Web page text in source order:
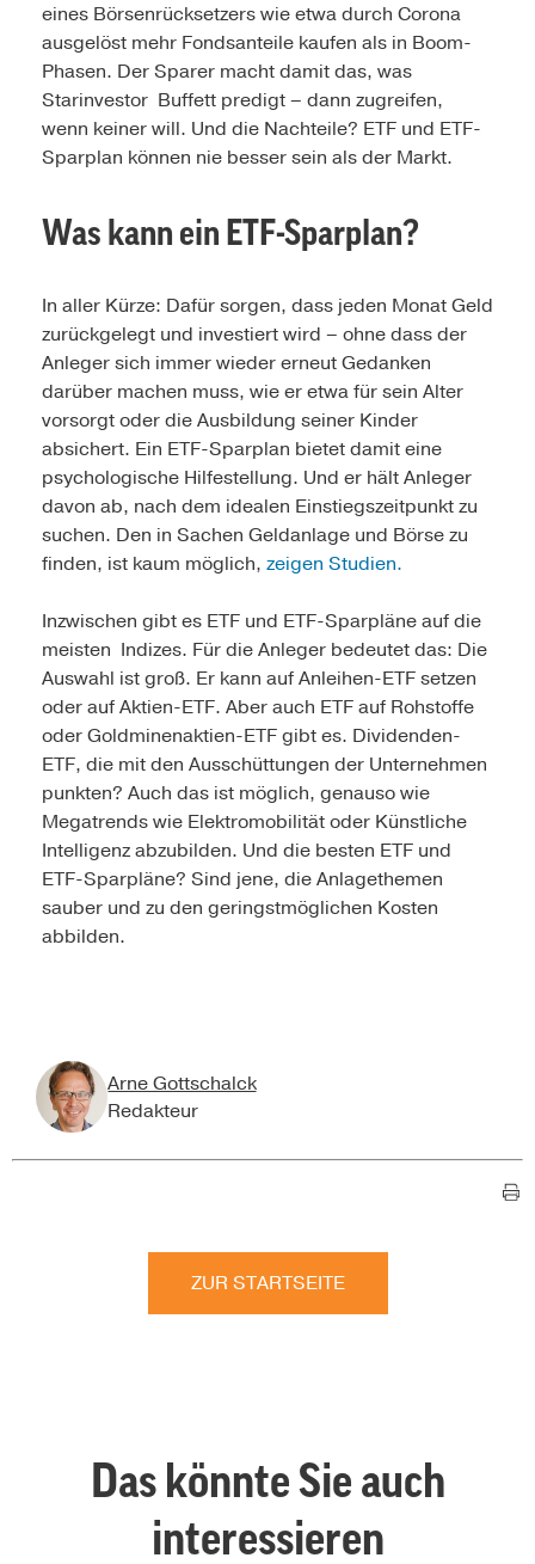
eines Börsenrücksetzers wie etwa durch Corona
ausgelöst mehr Fondsanteile kaufen als in Boom-
Phasen. Der Sparer macht damit das, was
Starinvestor Buffett predigt – dann zugreifen,
wenn keiner will. Und die Nachteile? ETF und ETF-
Sparplan können nie besser sein als der Markt.
Was kann ein ETF-Sparplan?
In aller Kürze: Dafür sorgen, dass jeden Monat Geld
zurückgelegt und investiert wird – ohne dass der
Anleger sich immer wieder erneut Gedanken
darüber machen muss, wie er etwa für sein Alter
vorsorgt oder die Ausbildung seiner Kinder
absichert. Ein ETF-Sparplan bietet damit eine
psychologische Hilfestellung. Und er hält Anleger
davon ab, nach dem idealen Einstiegszeitpunkt zu
suchen. Den in Sachen Geldanlage und Börse zu
finden, ist kaum möglich, zeigen Studien.
Inzwischen gibt es ETF und ETF-Sparpläne auf die
meisten Indizes. Für die Anleger bedeutet das: Die
Auswahl ist groß. Er kann auf Anleihen-ETF setzen
oder auf Aktien-ETF. Aber auch ETF auf Rohstoffe
oder Goldminenaktien-ETF gibt es. Dividenden-
ETF, die mit den Ausschüttungen der Unternehmen
punkten? Auch das ist möglich, genauso wie
Megatrends wie Elektromobilität oder Künstliche
Intelligenz abzubilden. Und die besten ETF und
ETF-Sparpläne? Sind jene, die Anlagethemen
sauber und zu den geringstmöglichen Kosten
abbilden.
Arne Gottschalck
Redakteur
ZUR STARTSEITE
Das könnte Sie auch
interessieren